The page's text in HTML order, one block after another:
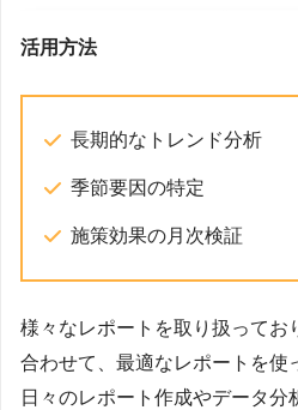
活用方法
長期的なトレンド分析
季節要因の特定
施策効果の月次検証
様々なレポートを取り扱ってお
合わせて、最適なレポートを使
日々のレポート作成やデータ分